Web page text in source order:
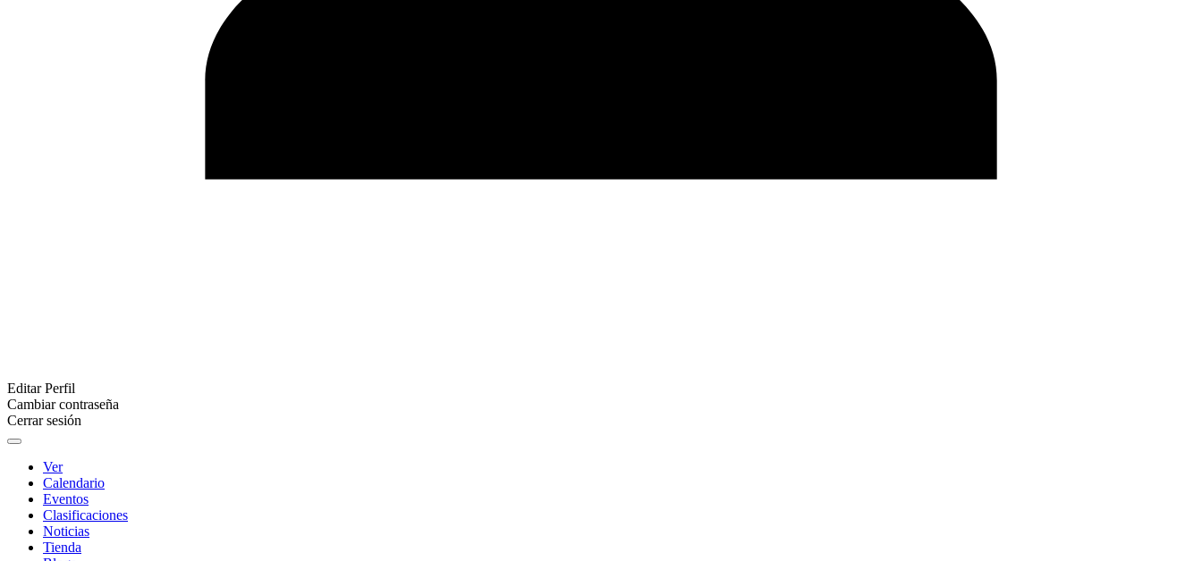
Editar Perfil
Cambiar contraseña
Cerrar sesión
Ver
Calendario
Eventos
Clasificaciones
Noticias
Tienda